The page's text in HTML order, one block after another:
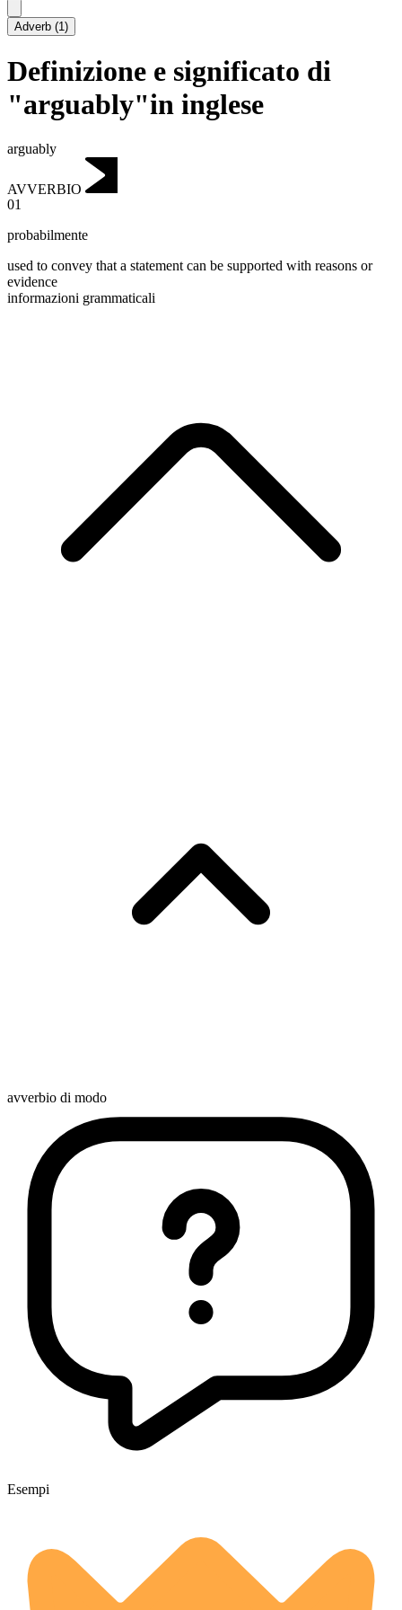
Adverb (1)
Definizione e significato di
"arguably"in inglese
arguably
AVVERBIO
01
probabilmente
used to convey that a statement can be supported with reasons or
evidence
informazioni grammaticali
avverbio di modo
Esempi